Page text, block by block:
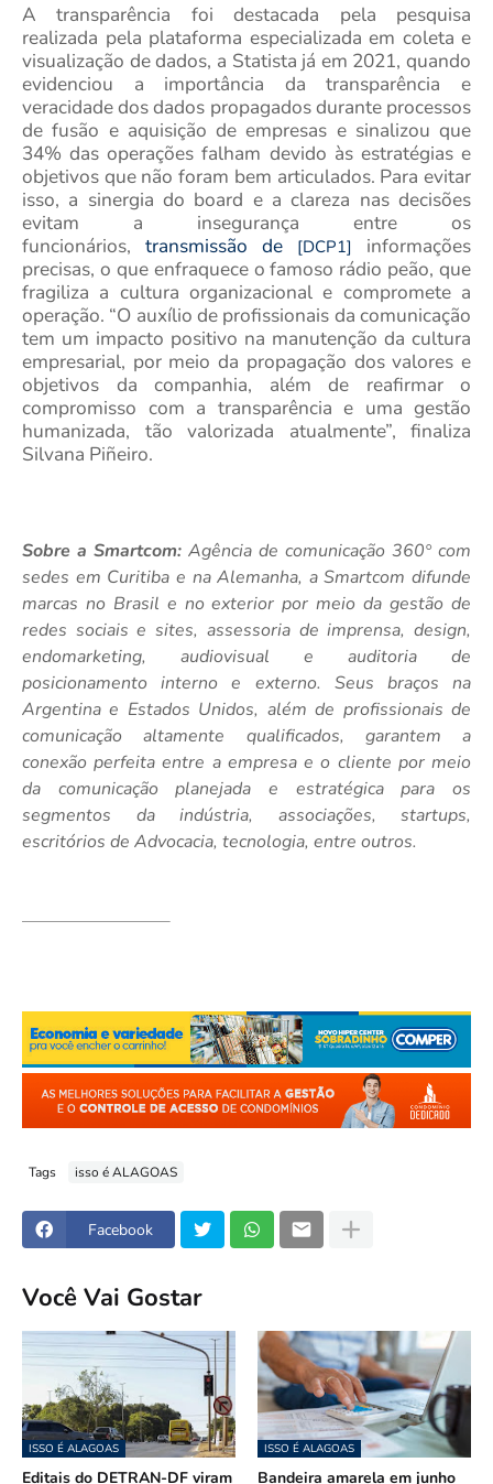
A transparência foi destacada pela pesquisa
realizada pela plataforma especializada em coleta e
visualização de dados, a Statista já em 2021, quando
evidenciou a importância da transparência e
veracidade dos dados propagados durante processos
de fusão e aquisição de empresas e sinalizou que
34% das operações falham devido às estratégias e
objetivos que não foram bem articulados. Para evitar
isso, a sinergia do board e a clareza nas decisões
evitam a insegurança entre os
funcionários, transmissão de [DCP1]
informações
precisas, o que enfraquece o famoso rádio peão, que
fragiliza a cultura organizacional e compromete a
operação. “O auxílio de profissionais da comunicação
tem um impacto positivo na manutenção da cultura
empresarial, por meio da propagação dos valores e
objetivos da companhia, além de reafirmar o
compromisso com a transparência e uma gestão
humanizada, tão valorizada atualmente”, finaliza
Silvana Piñeiro.
Sobre a Smartcom: Agência de comunicação 360° com
sedes em Curitiba e na Alemanha, a Smartcom difunde
marcas no Brasil e no exterior por meio da gestão de
redes sociais e sites, assessoria de imprensa, design,
endomarketing, audiovisual e auditoria de
posicionamento interno e externo. Seus braços na
Argentina e Estados Unidos, além de profissionais de
comunicação altamente qualificados, garantem a
conexão perfeita entre a empresa e o cliente por meio
da comunicação planejada e estratégica para os
segmentos da indústria, associações, startups,
escritórios de Advocacia, tecnologia, entre outros.
Tags isso é ALAGOAS
Facebook
Você Vai Gostar
ISSO É ALAGOAS
Editais do DETRAN-DF viram
ISSO É ALAGOAS
Bandeira amarela em junho